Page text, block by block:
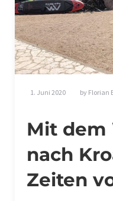
1. Juni 2020 by Florian
Mit dem
nach
Zeiten